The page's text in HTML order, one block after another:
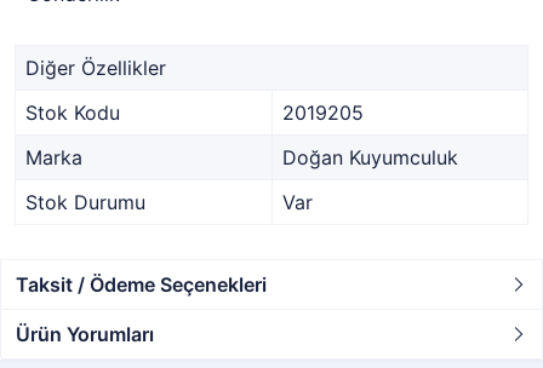
Diğer Özellikler
Stok Kodu
2019205
Marka
Doğan Kuyumculuk
Stok Durumu
Var
Taksit / Ödeme Seçenekleri
Ürün Yorumları